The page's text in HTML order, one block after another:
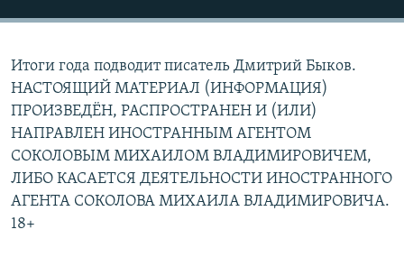
Итоги года подводит писатель Дмитрий Быков.
НАСТОЯЩИЙ МАТЕРИАЛ (ИНФОРМАЦИЯ)
ПРОИЗВЕДЁН, РАСПРОСТРАНЕН И (ИЛИ)
НАПРАВЛЕН ИНОСТРАННЫМ АГЕНТОМ
СОКОЛОВЫМ МИХАИЛОМ ВЛАДИМИРОВИЧЕМ,
ЛИБО КАСАЕТСЯ ДЕЯТЕЛЬНОСТИ ИНОСТРАННОГО
АГЕНТА СОКОЛОВА МИХАИЛА ВЛАДИМИРОВИЧА.
18+